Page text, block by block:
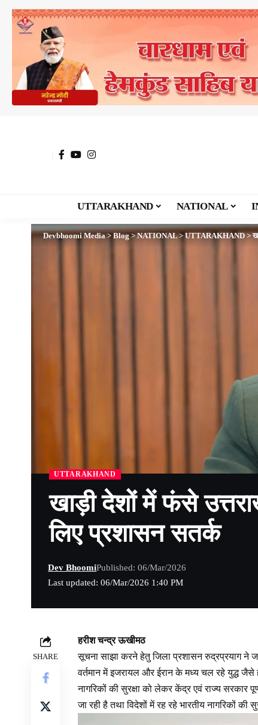
UTTARAKHAND NATIONAL
Devbhoomi Media> Blog>NATIONAL>UTTARAKHAND>
UTTARAKHAND
खाड़ी देशों में फंसे
लिए प्रशासन सतर्क
Last updated: 06/Mar/2026 1:40 PM
Dev BhoomiPublished: 06/Mar/2026
SHARE
हरीश चन्द्र ऊखीमठ
सूचना साझा करने हेतु जिला प्रशासन रुद्रप्रयाग ने
वर्तमान में इजरायल और ईरान के मध्य चल रहे युद्ध जैसे
नागरिकों की सुरक्षा को लेकर केंद्र एवं राज्य सरकार
जा रही है तथा विदेशों में रह रहे भारतीय नागरिकों